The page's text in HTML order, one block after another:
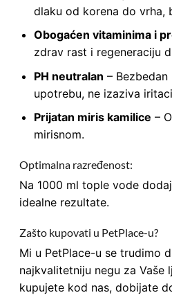
dlaku od korena do vrha,
Obogaćen vitaminima i
zdrav rast i regeneraciju
PH neutralan –
upotrebu, ne izaziva
Prijatan miris kamilice –
mirisnom.
Optimalna razređenost:
Na 1000 ml tople vode
idealne rezultate.
Zašto kupovati u PetPlace-u?
Mi u PetPlace-u se trudimo
najkvalitetniju negu za Vaše
kupujete kod nas, dobijate